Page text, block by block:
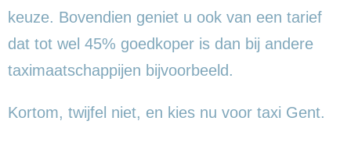
keuze. Bovendien geniet u ook van een tarief
dat tot wel 45% goedkoper is dan bij andere
taximaatschappijen bijvoorbeeld.
Kortom, twijfel niet, en kies nu voor taxi Gent.